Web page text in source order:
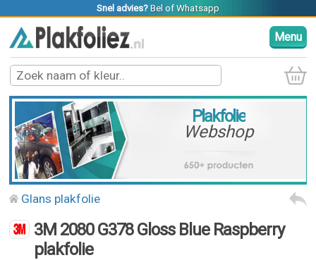
Snel advies? Belof Whatsapp
Menu
Plakfolie
Webshop
Glans plakfolie
3M 2080 G378 Gloss Blue Raspberry
plakfolie